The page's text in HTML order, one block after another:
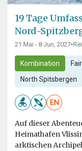
19 Tage
Nord-
21 Mai - 8 Jun, 2027•
Kombination
North Spitsbergen
EN
Auf dieser
Heimathafen
arktischen